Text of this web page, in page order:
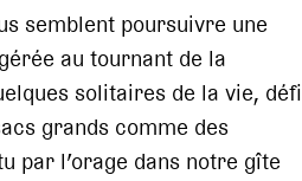
semblent poursuivre une
au tournant de la
solitaires de la vie, défi
grands comme des
par l’orage dans notre gîte